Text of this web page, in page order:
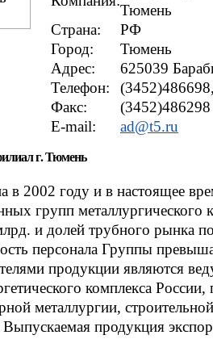
Тюмень
Страна:
РФ
Город:
Тюмень
Адрес:
625039
Телефон:
Факс:
(3452)486298
E-mail:
ad@t5.ru
г. Тюмень
в 2002 году и в настоящее
групп металлургического
и долей трубного рынка
персонала Группы
продукции являются
комплекса
металлургии,
Выпускаемая продукция